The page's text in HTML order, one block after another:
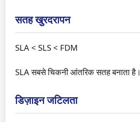
सतह खुरदरापन
SLA < SLS < FDM
SLA सबसे चिकनी आंतरिक सतह बनाता है।
डिज़ाइन जटिलता